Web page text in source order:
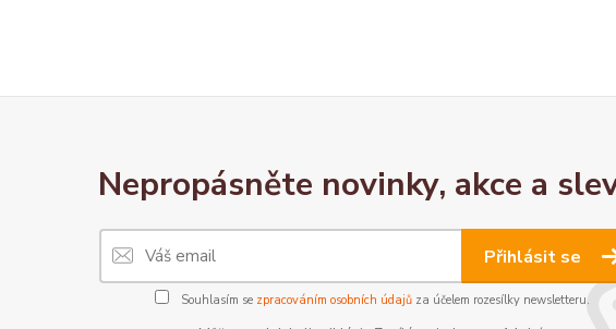
Nepropásněte novinky, akce a
Přihlásit se
Souhlasím se zpracováním osobních údajůza účelem rozesílky newsletteru.